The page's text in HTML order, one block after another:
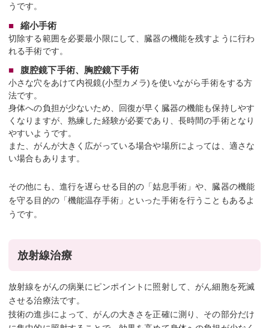
うです。
縮小手術
切除する範囲を必要最小限にして、臓器の機能を残すように行わ
れる手術です。
腹腔鏡下手術、胸腔鏡下手術
小さな穴をあけて内視鏡(小型カメラ)を使いながら手術をする方
法です。
身体への負担が少ないため、回復が早く臓器の機能も保持しやす
くなりますが、熟練した経験が必要であり、長時間の手術となり
やすいようです。
また、がんが大きく広がっている場合や場所によっては、適さな
い場合もあります。
その他にも、進行を遅らせる目的の「姑息手術」や、臓器の機能
を守る目的の「機能温存手術」といった手術を行うこともあるよ
うです。
放射線治療
放射線をがんの病巣にピンポイントに照射して、がん細胞を死滅
させる治療法です。
技術の進歩によって、がんの大きさを正確に測り、その部分だけ